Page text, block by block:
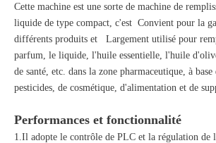
Cette machine est une sorte de machine de
liquide de type compact, c'est Convient pour la
différents produits et Largement utilisé pour
parfum, le liquide, l'huile essentielle, l'huile
de santé, etc. dans la zone pharmaceutique, à base
pesticides, de cosmétique, d'alimentation et de
Performances et fonctionnalité
1.Il adopte le contrôle de PLC et la régulation de